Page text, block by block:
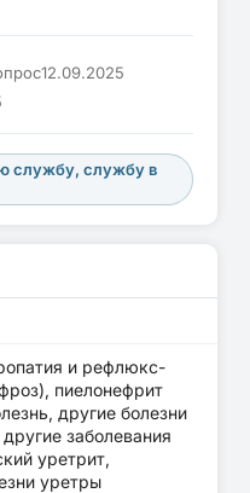
12.09.2025
службу, службу в
и рефлюкс-
пиелонефрит
другие болезни
заболевания
уретрит,
уретры